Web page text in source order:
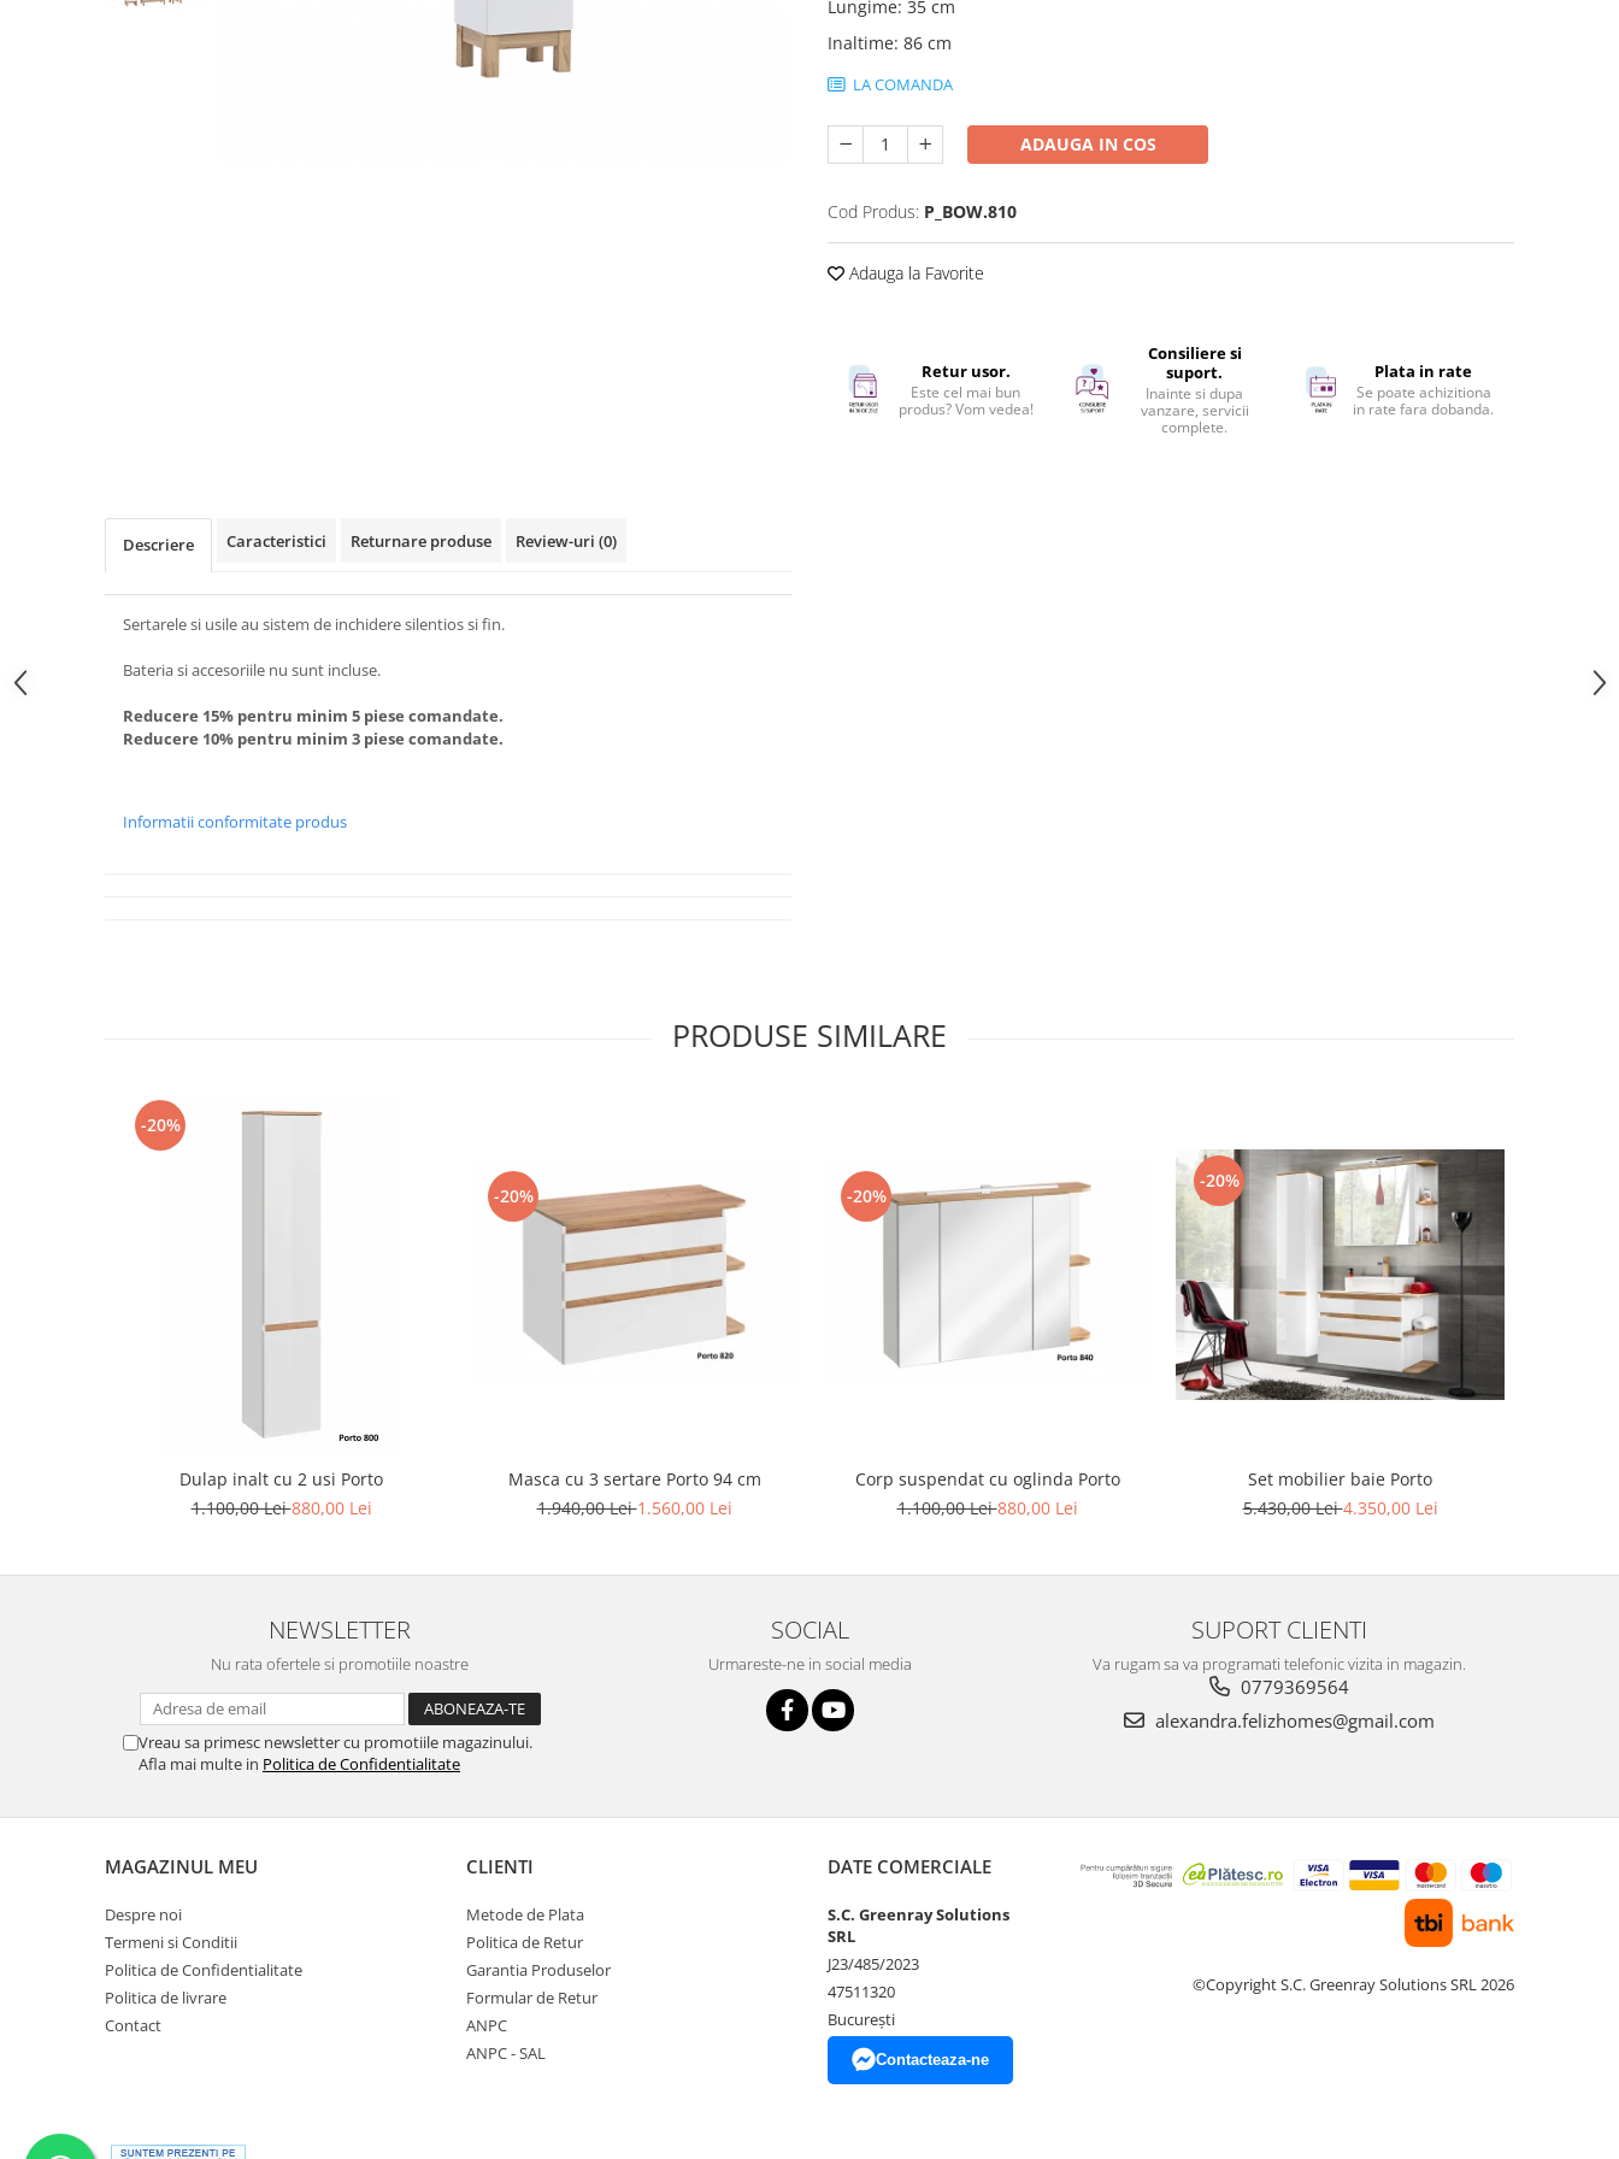
Lungime: 35 cm
Inaltime: 86 cm
LA COMANDA
ADAUGA IN COS
Cod Produs: P_BOW.810
Adauga la Favorite
Retur usor.
Este cel mai bun
produs? Vom vedea!
Consiliere si
suport.
Inainte si dupa
vanzare, servicii
complete.
Plata in rate
Se poate achizitiona
in rate fara dobanda.
Descriere Caracteristici Returnare produse Review-uri (0)
Sertarele si usile au sistem de inchidere silentios si fin.
Bateria si accesoriile nu sunt incluse.
Reducere 15% pentru minim 5 piese comandate.
Reducere 10% pentru minim 3 piese comandate.
Informatii conformitate produs
PRODUSE SIMILARE
-20%
Dulap inalt cu 2 usi Porto
1.100,00 Lei880,00 Lei
-20%
Masca cu 3 sertare Porto 94 cm
1.940,00 Lei1.560,00 Lei
-20%
Corp suspendat cu oglinda Porto
1.100,00 Lei880,00 Lei
-20%
Set mobilier baie Porto
5.430,00 Lei4.350,00 Lei
NEWSLETTER
Nu rata ofertele si promotiile noastre
Vreau sa primesc newsletter cu promotiile magazinului.
Afla mai multe in Politica de Confidentialitate
SOCIAL
Urmareste-ne in social media
SUPORT CLIENTI
Va rugam sa va programati telefonic vizita in magazin.
0779369564
alexandra.felizhomes@gmail.com
MAGAZINUL MEU
Despre noi
Termeni si Conditii
Politica de Confidentialitate
Politica de livrare
Contact
CLIENTI
Metode de Plata
Politica de Retur
Garantia Produselor
Formular de Retur
ANPC
ANPC - SAL
DATE COMERCIALE
S.C. Greenray Solutions
SRL
J23/485/2023
47511320
București
Contacteaza-ne
©Copyright S.C. Greenray Solutions SRL 2026